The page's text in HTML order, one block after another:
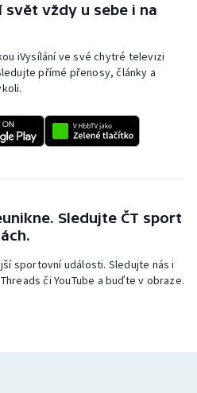
vždy u sebe i na
iVysílání ve své chytré televizi
přímé přenosy, články a
Sledujte ČT sport
sportovní události. Sledujte nás i
či YouTube a buďte v obraze.